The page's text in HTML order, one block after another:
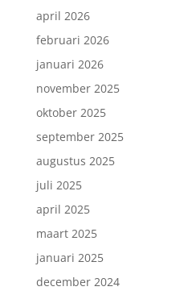
april 2026
februari 2026
januari 2026
november 2025
oktober 2025
september 2025
augustus 2025
juli 2025
april 2025
maart 2025
januari 2025
december 2024